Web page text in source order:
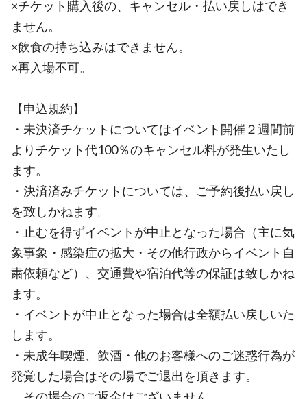
×チケット購入後の、キャンセル・払い戻しはでき
ません。
×飲食の持ち込みはできません。
×再入場不可。
【申込規約】
・未決済チケットについてはイベント開催２週間前
よりチケット代100％のキャンセル料が発生いたし
ます。
・決済済みチケットについては、ご予約後払い戻し
を致しかねます。
・止むを得ずイベントが中止となった場合（主に気
象事象・感染症の拡大・その他行政からイベント自
粛依頼など）、交通費や宿泊代等の保証は致しかね
ます。
・イベントが中止となった場合は全額払い戻しいた
します。
・未成年喫煙、飲酒・他のお客様へのご迷惑行為が
発覚した場合はその場でご退出を頂きます。